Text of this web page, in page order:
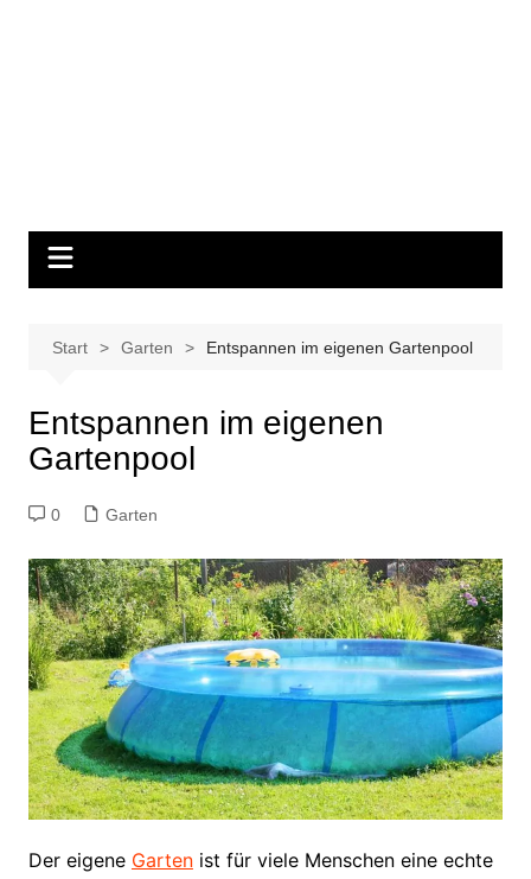
Start Garten Entspannen im eigenen Gartenpool
Entspannen im eigenen
Gartenpool
0 Garten
Der eigene Gartenist für viele Menschen eine echte